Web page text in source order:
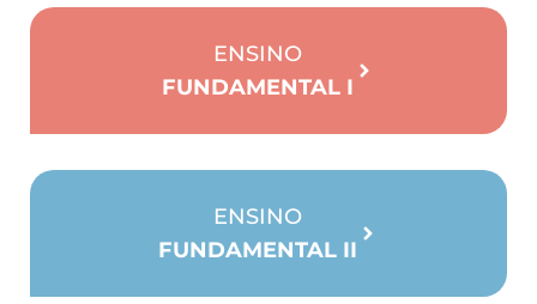
ENSINO
FUNDAMENTAL I
ENSINO
FUNDAMENTAL II